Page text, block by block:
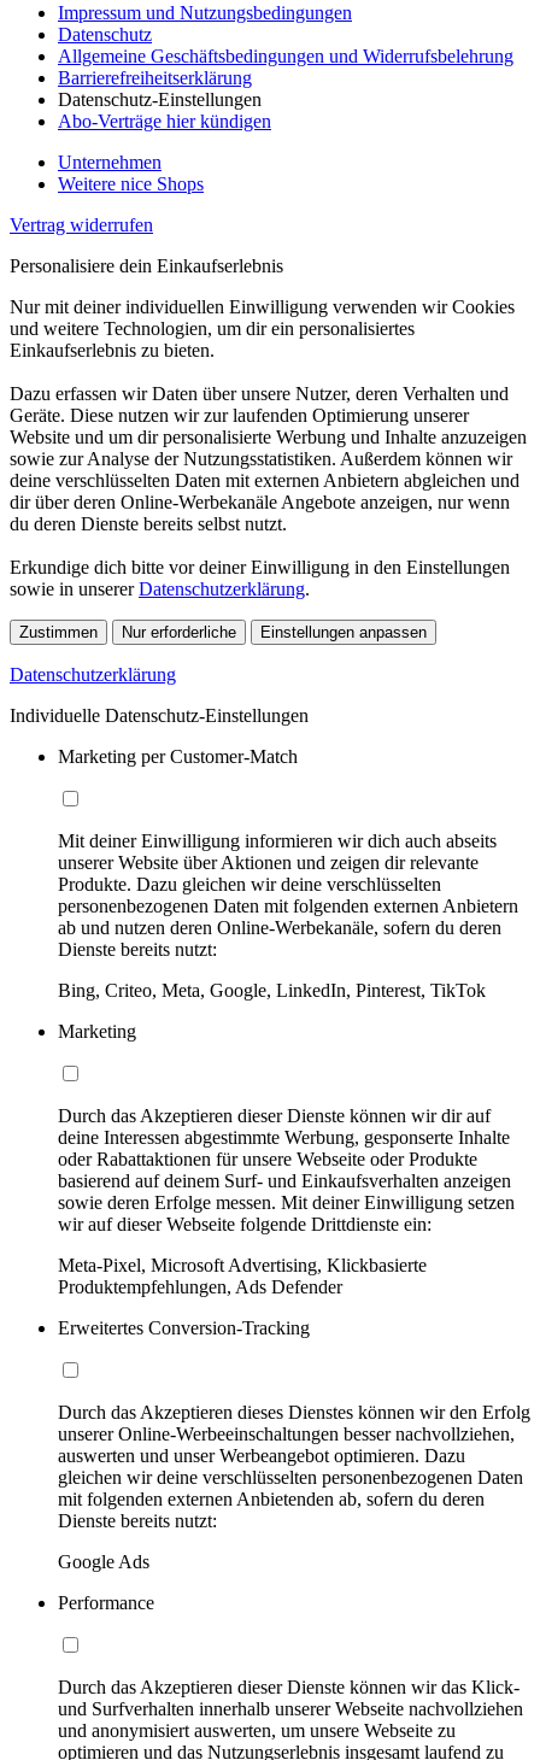
Impressum und Nutzungsbedingungen
Datenschutz
Allgemeine Geschäftsbedingungen und Widerrufsbelehrung
Barrierefreiheitserklärung
Datenschutz-Einstellungen
Abo-Verträge hier kündigen
Unternehmen
Weitere nice Shops
Vertrag widerrufen
Personalisiere dein Einkaufserlebnis
Nur mit deiner individuellen Einwilligung verwenden wir Cookies
und weitere Technologien, um dir ein personalisiertes
Einkaufserlebnis zu bieten.
Dazu erfassen wir Daten über unsere Nutzer, deren Verhalten und
Geräte. Diese nutzen wir zur laufenden Optimierung unserer
Website und um dir personalisierte Werbung und Inhalte anzuzeigen
sowie zur Analyse der Nutzungsstatistiken. Außerdem können wir
deine verschlüsselten Daten mit externen Anbietern abgleichen und
dir über deren Online-Werbekanäle Angebote anzeigen, nur wenn
du deren Dienste bereits selbst nutzt.
Erkundige dich bitte vor deiner Einwilligung in den Einstellungen
sowie in unsererDatenschutzerklärung.
Zustimmen Nur erforderliche Einstellungen anpassen
Datenschutzerklärung
Individuelle Datenschutz-Einstellungen
Marketing per Customer-Match
Mit deiner Einwilligung informieren wir dich auch abseits
unserer Website über Aktionen und zeigen dir relevante
Produkte. Dazu gleichen wir deine verschlüsselten
personenbezogenen Daten mit folgenden externen Anbietern
ab und nutzen deren Online-Werbekanäle, sofern du deren
Dienste bereits nutzt:
Bing, Criteo, Meta, Google, LinkedIn, Pinterest, TikTok
Marketing
Durch das Akzeptieren dieser Dienste können wir dir auf
deine Interessen abgestimmte Werbung, gesponserte Inhalte
oder Rabattaktionen für unsere Webseite oder Produkte
basierend auf deinem Surf- und Einkaufsverhalten anzeigen
sowie deren Erfolge messen. Mit deiner Einwilligung setzen
wir auf dieser Webseite folgende Drittdienste ein:
Meta-Pixel, Microsoft Advertising, Klickbasierte
Produktempfehlungen, Ads Defender
Erweitertes Conversion-Tracking
Durch das Akzeptieren dieses Dienstes können wir den Erfolg
unserer Online-Werbeeinschaltungen besser nachvollziehen,
auswerten und unser Werbeangebot optimieren. Dazu
gleichen wir deine verschlüsselten personenbezogenen Daten
mit folgenden externen Anbietenden ab, sofern du deren
Dienste bereits nutzt:
Google Ads
Performance
Durch das Akzeptieren dieser Dienste können wir das Klick-
und Surfverhalten innerhalb unserer Webseite nachvollziehen
und anonymisiert auswerten, um unsere Webseite zu
optimieren und das Nutzungserlebnis insgesamt laufend zu